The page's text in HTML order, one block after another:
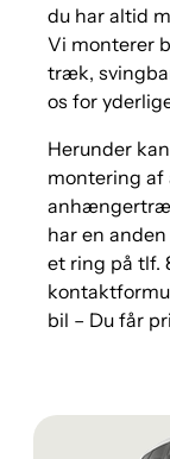
du har altid
Vi monterer
træk,
os for
Herunder
montering
har en
et ring på tlf.
bil – Du får